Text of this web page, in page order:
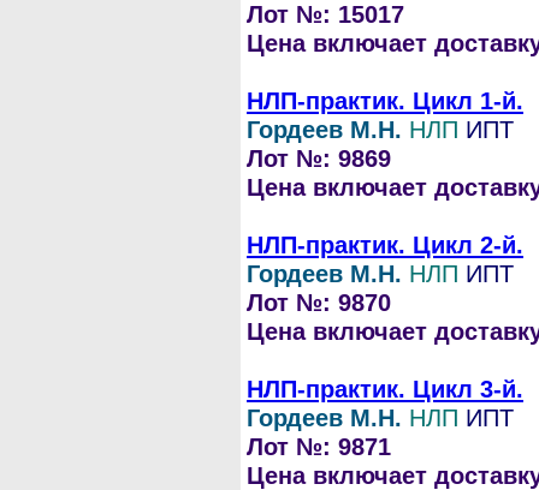
Лот №: 15017
Цена включает
НЛП-практик. Цикл 1-й.
Гордеев М.Н. НЛП ИПТ
Лот №: 9869
Цена включает
НЛП-практик. Цикл 2-й.
Гордеев М.Н. НЛП ИПТ
Лот №: 9870
Цена включает
НЛП-практик. Цикл 3-й.
Гордеев М.Н. НЛП ИПТ
Лот №: 9871
Цена включает